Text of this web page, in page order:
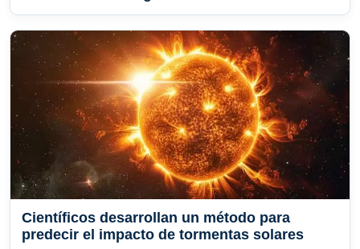
Científicos desarrollan un método para
predecir el impacto de tormentas solares